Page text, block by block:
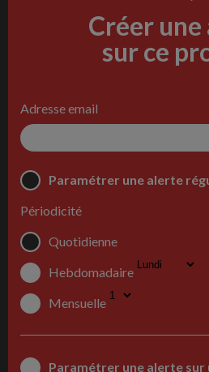
Créer
sur ce
Adresse email
Paramétrer une alerte
Périodicité
Quotidienne
Hebdomadaire
Mensuelle
Paramétrer une alerte sur